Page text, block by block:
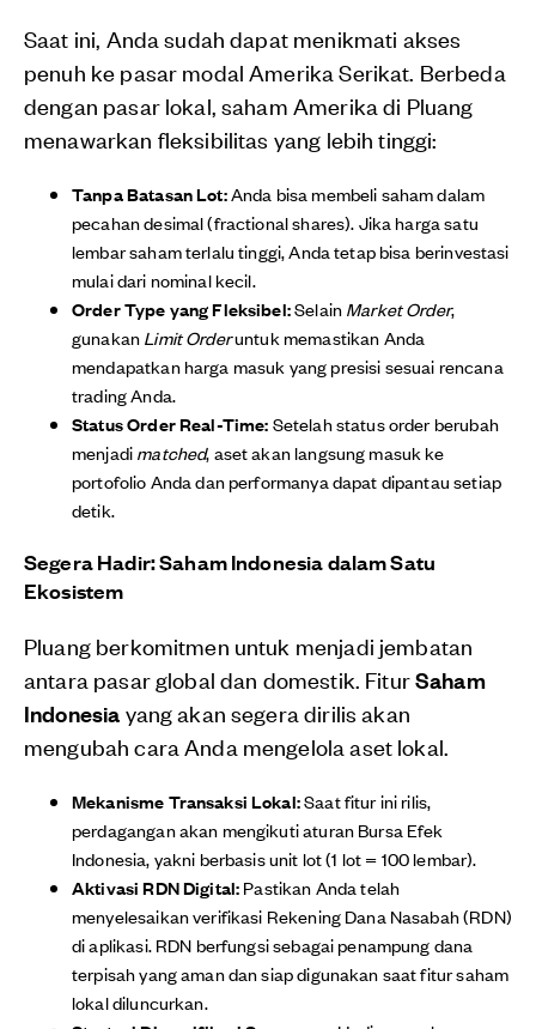
Saat ini, Anda sudah dapat menikmati akses
penuh ke pasar modal Amerika Serikat. Berbeda
dengan pasar lokal, saham Amerika di Pluang
menawarkan fleksibilitas yang lebih tinggi:
Tanpa Batasan Lot:Anda bisa membeli saham dalam
pecahan desimal (fractional shares). Jika harga satu
lembar saham terlalu tinggi, Anda tetap bisa berinvestasi
mulai dari nominal kecil.
Order Type yang Fleksibel:SelainMarket Order,
gunakanLimit Orderuntuk memastikan Anda
mendapatkan harga masuk yang presisi sesuai rencana
trading Anda.
Status Order Real-Time:Setelah status order berubah
menjadimatched, aset akan langsung masuk ke
portofolio Anda dan performanya dapat dipantau setiap
detik.
Segera Hadir: Saham Indonesia dalam Satu
Ekosistem
Pluang berkomitmen untuk menjadi jembatan
antara pasar global dan domestik. FiturSaham
Indonesia yang akan segera dirilis akan
mengubah cara Anda mengelola aset lokal.
Mekanisme Transaksi Lokal:Saat fitur ini rilis,
perdagangan akan mengikuti aturan Bursa Efek
Indonesia, yakni berbasis unit lot (1 lot = 100 lembar).
Aktivasi RDN Digital:Pastikan Anda telah
menyelesaikan verifikasi Rekening Dana Nasabah (RDN)
di aplikasi. RDN berfungsi sebagai penampung dana
terpisah yang aman dan siap digunakan saat fitur saham
lokal diluncurkan.